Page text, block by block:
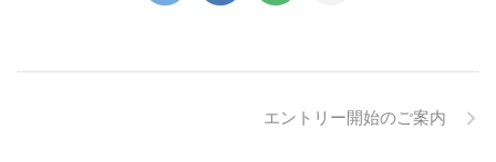
エントリー開始のご案内